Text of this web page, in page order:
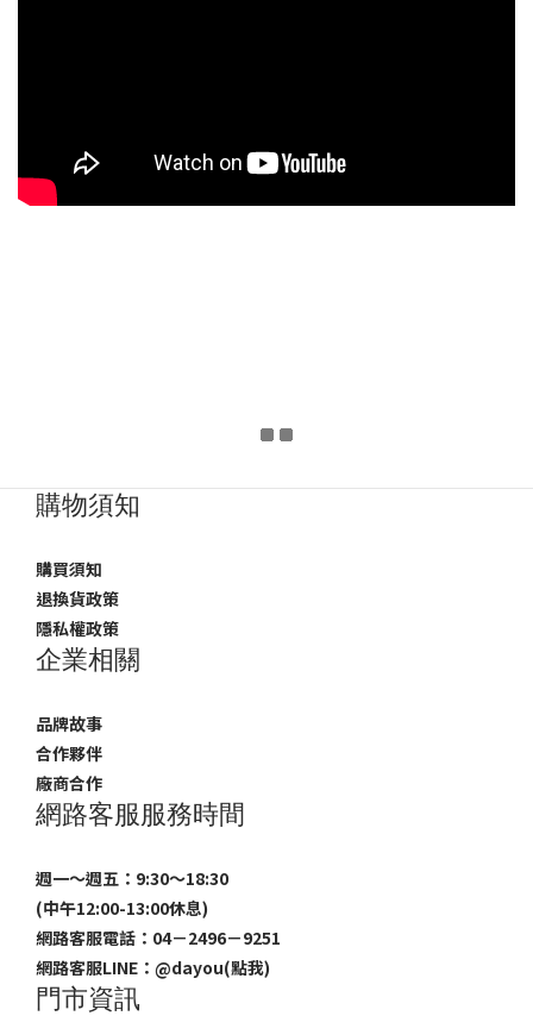
購物須知
購買須知
退換貨政策
隱私權政策
企業相關
品牌故事
合作夥伴
廠商合作
網路客服服務時間
週一～週五：9:30～18:30
(中午12:00-13:00休息)
網路客服電話：04－2496－9251
網路客服LINE： @dayou(點我)
門市資訊